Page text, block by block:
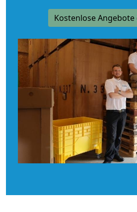
Kostenlose